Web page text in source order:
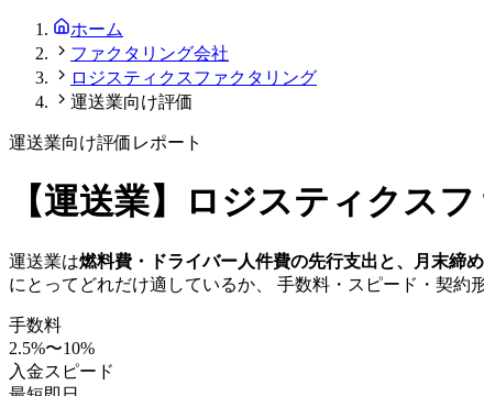
ホーム
ファクタリング会社
ロジスティクスファクタリング
運送業向け評価
運送業向け評価レポート
【運送業】 ロジスティクス
運送業は燃料費・ドライバー人件費の先行支出と、月末締
にとってどれだけ適しているか、 手数料・スピード・契約
手数料
2.5%〜10%
入金スピード